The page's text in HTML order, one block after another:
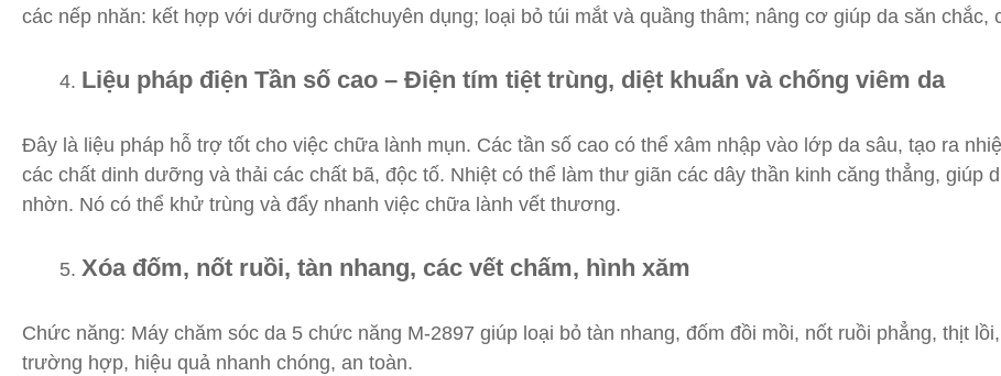
các nếp nhăn: kết hợp với dưỡng chấtchuyên dụng; loại bỏ túi mắt và quầng thâm; nâng cơ giúp da săn chắc,
Liệu pháp điện Tần số cao – Điện tím tiệt trùng, diệt khuẩn và chống viêm da
Đây là liệu pháp hỗ trợ tốt cho việc chữa lành mụn. Các tần số cao có thể xâm nhập vào lớp da sâu, tạo ra
các chất dinh dưỡng và thải các chất bã, độc tố. Nhiệt có thể làm thư giãn các dây thần kinh căng thẳng, giúp
nhờn. Nó có thể khử trùng và đẩy nhanh việc chữa lành vết thương.
Xóa đốm, nốt ruồi, tàn nhang, các vết chấm, hình xăm
Chức năng: Máy chăm sóc da 5 chức năng M-2897 giúp loại bỏ tàn nhang, đốm đồi mồi, nốt ruồi phẳng, thịt
trường hợp, hiệu quả nhanh chóng, an toàn.